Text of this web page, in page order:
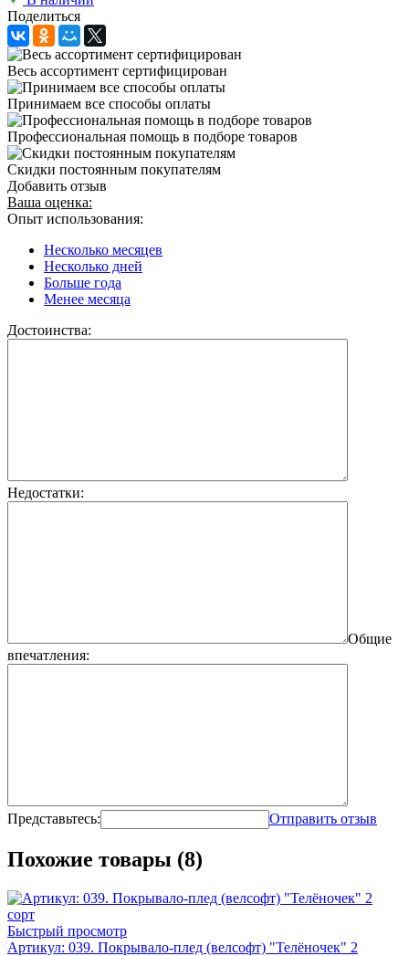
Поделиться
Весь ассортимент сертифицирован
Принимаем все способы оплаты
Профессиональная помощь в подборе товаров
Скидки постоянным покупателям
Добавить отзыв
Ваша оценка:
Опыт использования:
Несколько месяцев
Несколько дней
Больше года
Менее месяца
Достоинства:
Недостатки:
Общие
впечатления:
Представьтесь: Отправить отзыв
Похожие товары (8)
Быстрый просмотр
Артикул: 039. Покрывало-плед (велсофт) "Телёночек" 2